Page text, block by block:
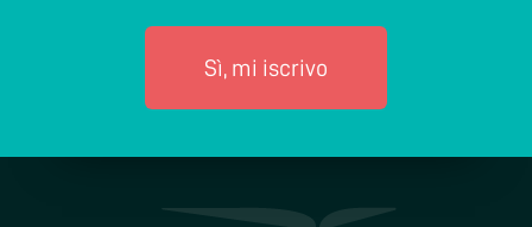
Sì, mi iscrivo